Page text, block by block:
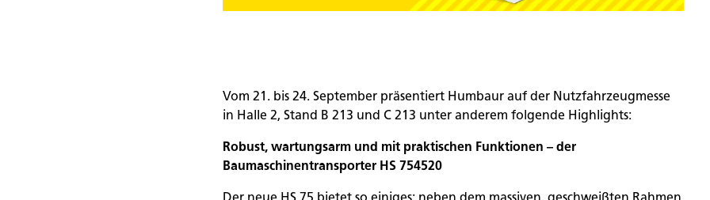
Vom 21. bis 24. September präsentiert Humbaur auf der Nutzfahrzeugmesse
in Halle 2, Stand B 213 und C 213 unter anderem folgende Highlights:
Robust, wartungsarm und mit praktischen Funktionen – der
Baumaschinentransporter HS 754520